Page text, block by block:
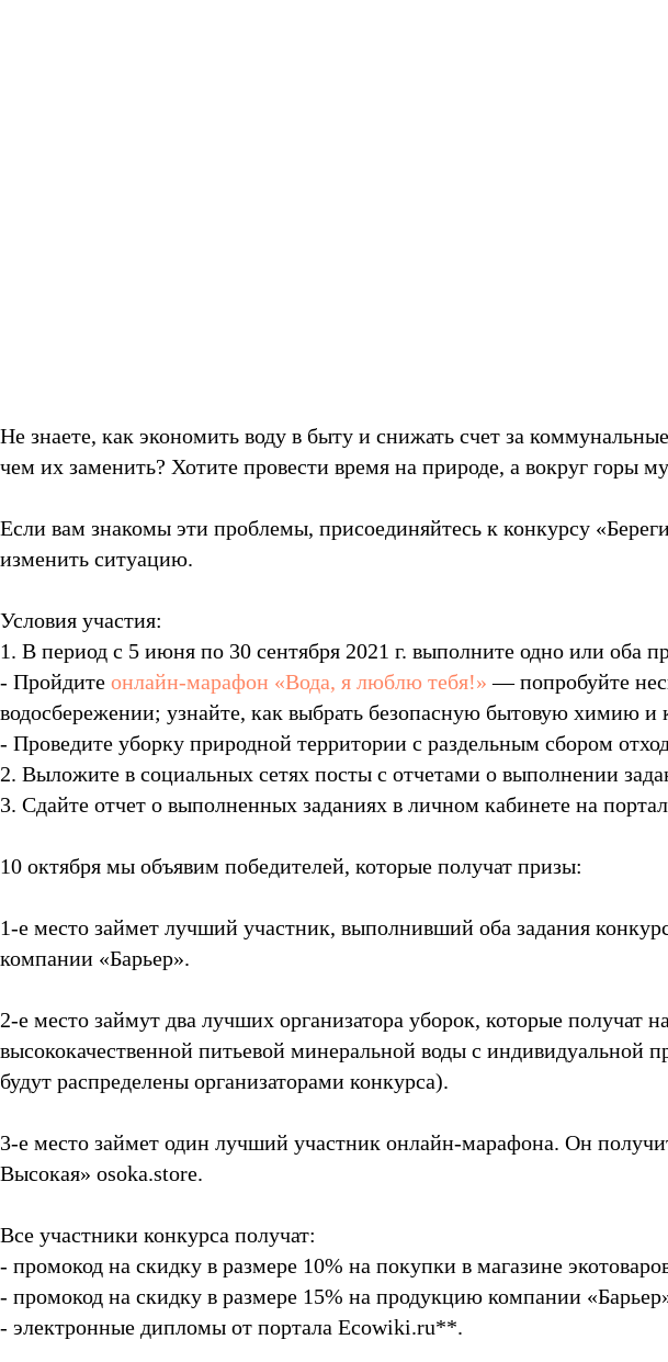
Не знаете, как экономить воду в быту и снижать счет за
чем их заменить? Хотите провести время на природе, а вокруг горы
Если вам знакомы эти проблемы, присоединяйтесь к конкурсу
изменить ситуацию.
Условия участия:
1. В период с 5 июня по 30 сентября 2021 г. выполните одно или оба
- Пройдите онлайн-марафон «Вода, я люблю тебя!»— попробуйте
водосбережении; узнайте, как выбрать безопасную бытовую химию
- Проведите уборку природной территории с раздельным сбором
2. Выложите в социальных сетях посты с отчетами о выполнении
3. Сдайте отчет о выполненных заданиях в личном кабинете на
10 октября мы объявим победителей, которые получат призы:
1-е место займет лучший участник, выполнивший оба задания
компании «Барьер».
2-е место займут два лучших организатора уборок, которые
высококачественной питьевой минеральной воды с
будут распределены организаторами конкурса).
3-е место займет один лучший участник онлайн-марафона. Он
Высокая» osoka.store.
Все участники конкурса получат:
- промокод на скидку в размере 10% на покупки в магазине
- промокод на скидку в размере 15% на продукцию компании
- электронные дипломы от портала Ecowiki.ru**.